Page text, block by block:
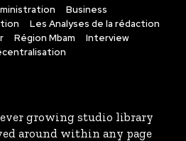
Business
Les Analyses de la rédaction
Région Mbam
Interview
growing studio library
around within any page